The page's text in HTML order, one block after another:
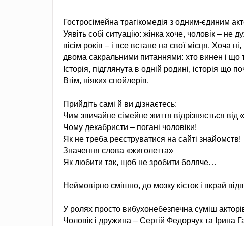
Гостросімейна трагікомедія з одним-єдиним
Уявіть собі ситуацію: жінка хоче, чоловік –
вісім років – і все встане на свої місця. Хоча
двома сакральними питаннями: хто винен і що
Історія, підглянута в одній родині, історія що
Втім, ніяких спойлерів.
Прийдіть самі й ви дізнаєтесь:
Чим звичайне сімейне життя відрізняється від
Чому декабристи – погані чоловіки!
Як не треба реєструватися на сайті знайомств!
Значення слова «жиголетта»
Як любити так, щоб не зробити боляче…
Неймовірно смішно, до мозку кісток і вкрай
У ролях просто вибухонебезпечна суміш
Чоловік і дружина – Сергій Федорчук та Ірина